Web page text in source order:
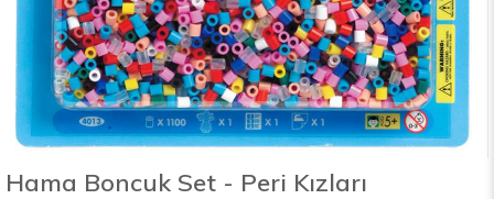
Hama Boncuk Set - Peri Kızları